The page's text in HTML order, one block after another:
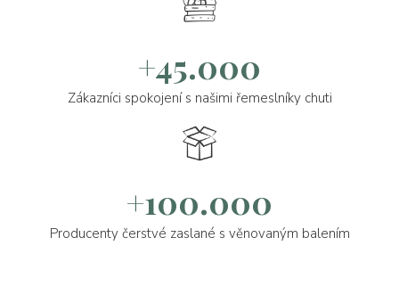
+45.000
Zákazníci spokojení s našimi řemeslníky chuti
+100.000
Producenty čerstvé zaslané s věnovaným balením